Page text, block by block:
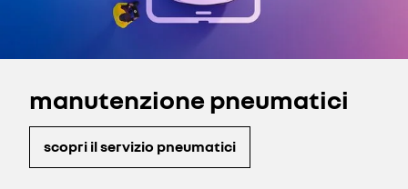
manutenzione pneumatici
scopri il servizio pneumatici